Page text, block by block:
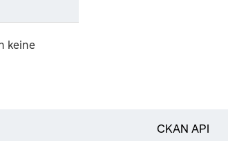
keine
CKAN API